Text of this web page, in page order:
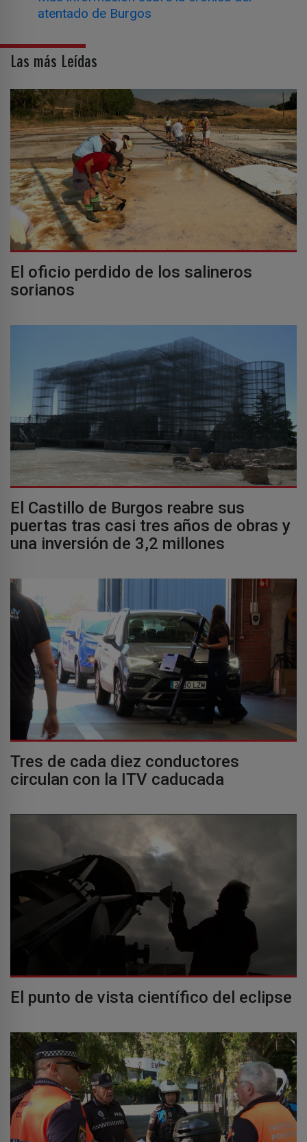
atentado de Burgos
Las más Leídas
El oficio perdido de los salineros
sorianos
El Castillo de Burgos reabre sus
puertas tras casi tres años de obras y
una inversión de 3,2 millones
Tres de cada diez conductores
circulan con la ITV caducada
El punto de vista científico del eclipse